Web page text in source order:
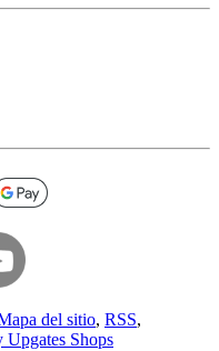
del sitio, RSS,
Upgates Shops